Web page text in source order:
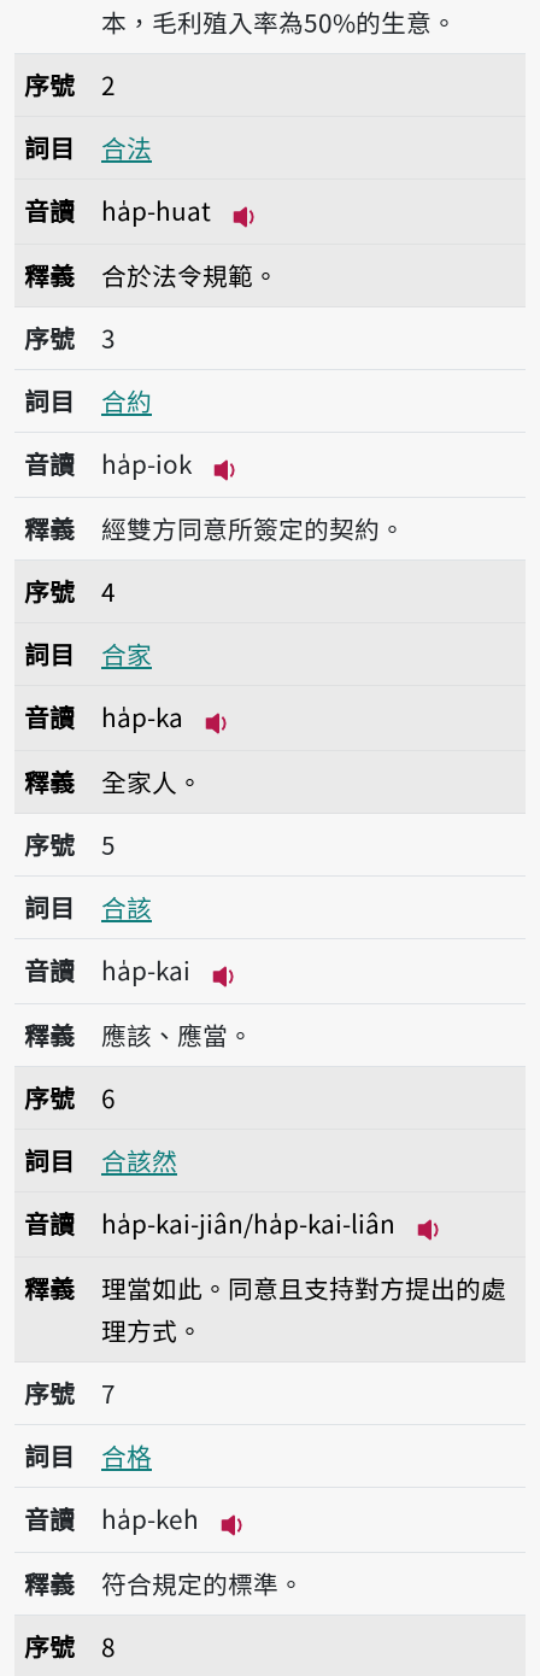
本，毛利殖入率為50%的生意。
序號2合法
序號
2
詞目
合法
音讀
ha̍p-huat
釋義
合於法令規範。
序號3合約
序號
3
詞目
合約
音讀
ha̍p-iok
播放音讀ha̍p-iok
釋義
經雙方同意所簽定的契約。
序號4合家
序號
4
詞目
合家
音讀
ha̍p-ka
釋義
全家人。
序號5合該
序號
5
詞目
合該
音讀
ha̍p-kai
播放音讀ha̍p-kai
釋義
應該、應當。
序號6合該然
序號
6
詞目
合該然
音讀
ha̍p-kai-jiân/ha̍p-kai-liân
釋義
理當如此。同意且支持對方提出的處
理方式。
序號7合格
序號
7
詞目
合格
音讀
ha̍p-keh
播放音讀ha̍p-keh
釋義
符合規定的標準。
序號8合股
序號 8